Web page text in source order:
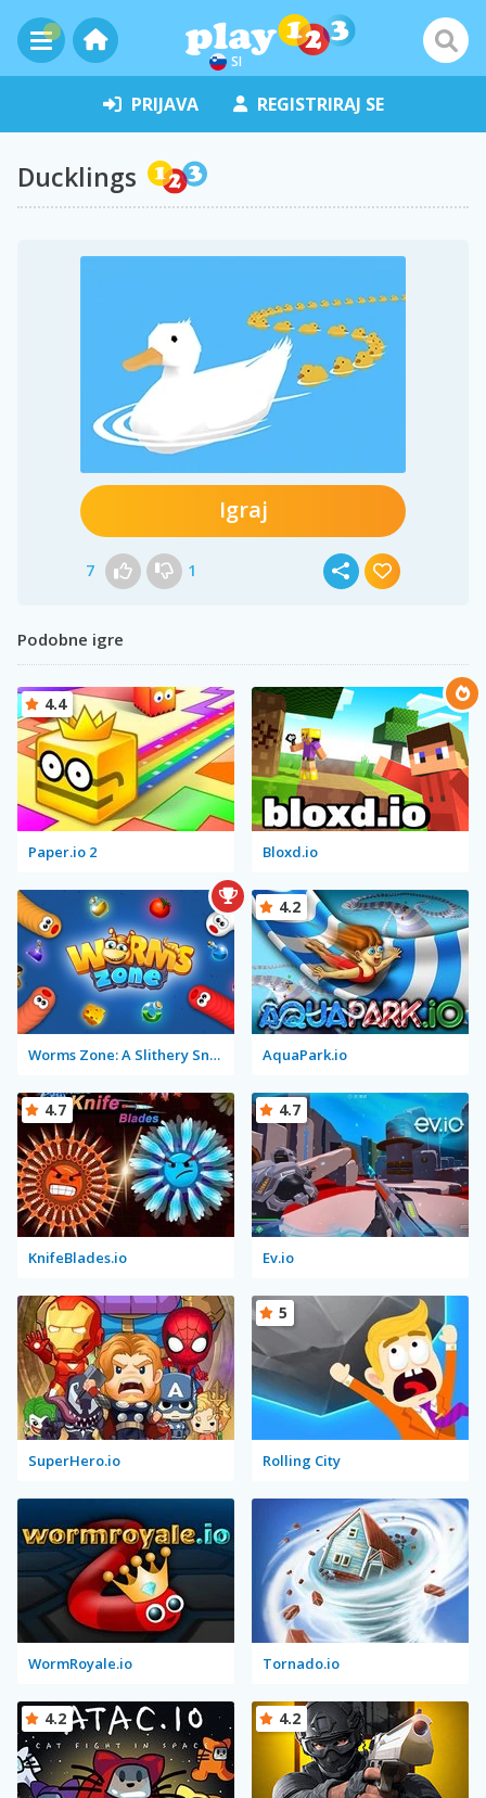
SI
PRIJAVA REGISTRIRAJ SE
Ducklings
Igraj
7 1
Podobne igre
Paper.io 2
4.4
Bloxd.io
Worms Zone: A Slithery Snake AquaPark.io
4.2
KnifeBlades.io
4.7
Ev.io
4.7
SuperHero.io Rolling City
5
WormRoyale.io Tornado.io
4.2 4.2